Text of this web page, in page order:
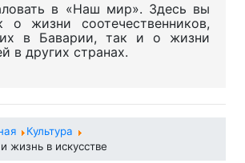
в «Наш мир». Здесь вы
о жизни соотечественников,
в Баварии, так и о жизни
в других странах.
Культура
жизнь в искусстве